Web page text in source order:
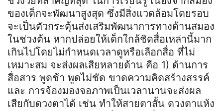
ของเด็กจะพัฒนาสูงสุด ซึ่งมีสิ่งแวดล้อมโดยรอบ
จะเป็นตัวกระตุ้นส่งเสริมพัฒนาการทางด้านสมอง
ในช่วงต้น หากปล่อยให้เด็กใกล้ชิดสื่อเหล่านี้มาก
เกินไปโดยไม่กำหนดเวลาดูหรือเลือกสื่อ ที่ไม่
เหมาะสม จะส่งผลเสียหลายด้าน คือ 1) ด้านการ
สื่อสาร พูดช้า พูดไม่ชัด ขาดความคิดสร้างสรรค์
และ การจ้องมองจอภาพเป็นเวลานานจะส่งผล
เสียกับดวงตาได้ เช่น ทำให้สายตาสั้น ดวงตาแห้ง